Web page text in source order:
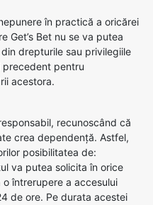
în practică a oricărei
Get’s Bet nu se va putea
drepturile sau privilegiile
precedent pentru
acestora.
recunoscând că
crea dependență. Astfel,
posibilitatea de:
va putea solicita în orice
întrerupere a accesului
de ore. Pe durata acestei